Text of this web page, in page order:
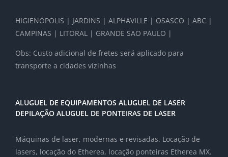
HIGIENÓPOLIS | JARDINS | ALPHAVILLE | OSASCO | ABC |
CAMPINAS | LITORAL | GRANDE SAO PAULO |
Obs: Custo adicional de fretes será aplicado para
transporte a cidades vizinhas
ALUGUEL DE EQUIPAMENTOS ALUGUEL DE LASER
DEPILAÇÃO ALUGUEL DE PONTEIRAS DE LASER
Máquinas de laser, modernas e revisadas. Locação de
lasers, locação do Etherea, locação ponteiras Etherea MX.